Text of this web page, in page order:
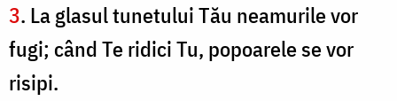
3. La glasul tunetului Tău neamurile vor
fugi; când Te ridici Tu, popoarele se vor
risipi.